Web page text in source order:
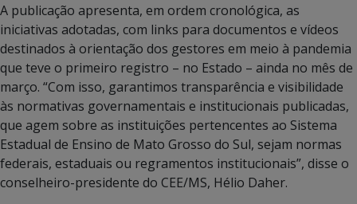
A publicação apresenta, em ordem cronológica, as
iniciativas adotadas, com links para documentos e vídeos
destinados à orientação dos gestores em meio à pandemia
que teve o primeiro registro – no Estado – ainda no mês de
março. “Com isso, garantimos transparência e visibilidade
às normativas governamentais e institucionais publicadas,
que agem sobre as instituições pertencentes ao Sistema
Estadual de Ensino de Mato Grosso do Sul, sejam normas
federais, estaduais ou regramentos institucionais”, disse o
conselheiro-presidente do CEE/MS, Hélio Daher.